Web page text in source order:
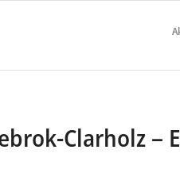
Clarholz –